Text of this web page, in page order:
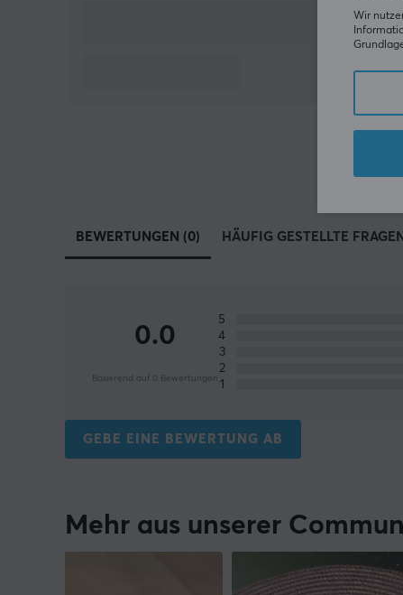
BEWERTUNGEN (0) HÄUFIG GESTELLTE
0.0
Basierend auf 0 Bewertungen
5
4
3
2
1
GEBE EINE BEWERTUNG AB
Mehr aus unserer
Wir